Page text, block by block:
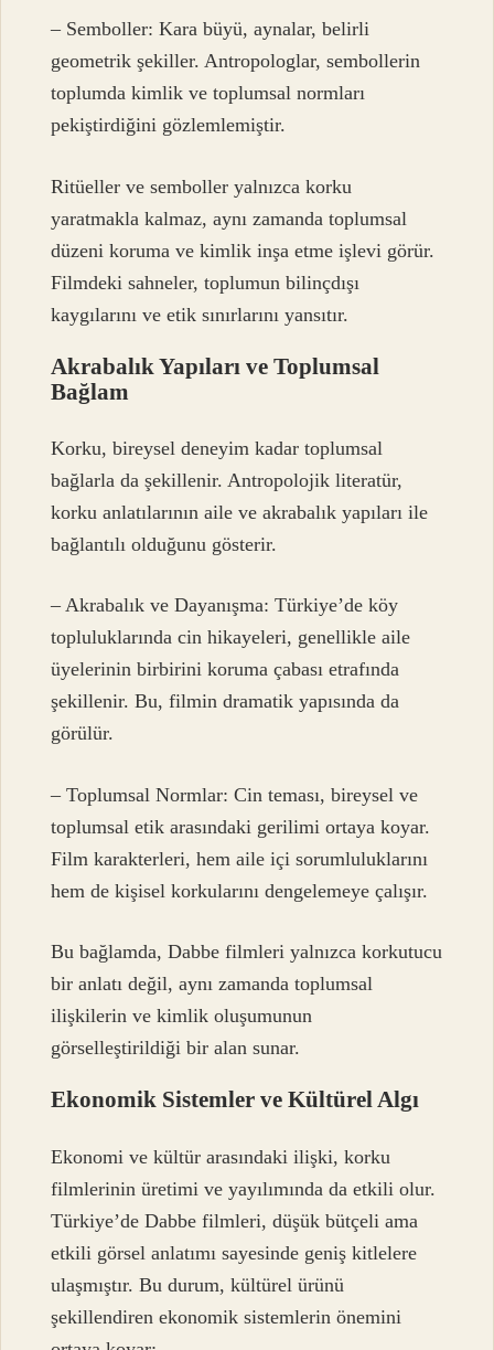
– Semboller: Kara büyü, aynalar, belirli
geometrik şekiller. Antropologlar, sembollerin
toplumda kimlik ve toplumsal normları
pekiştirdiğini gözlemlemiştir.
Ritüeller ve semboller yalnızca korku
yaratmakla kalmaz, aynı zamanda toplumsal
düzeni koruma ve kimlik inşa etme işlevi görür.
Filmdeki sahneler, toplumun bilinçdışı
kaygılarını ve etik sınırlarını yansıtır.
Akrabalık Yapıları ve Toplumsal
Bağlam
Korku, bireysel deneyim kadar toplumsal
bağlarla da şekillenir. Antropolojik literatür,
korku anlatılarının aile ve akrabalık yapıları ile
bağlantılı olduğunu gösterir.
– Akrabalık ve Dayanışma: Türkiye’de köy
topluluklarında cin hikayeleri, genellikle aile
üyelerinin birbirini koruma çabası etrafında
şekillenir. Bu, filmin dramatik yapısında da
görülür.
– Toplumsal Normlar: Cin teması, bireysel ve
toplumsal etik arasındaki gerilimi ortaya koyar.
Film karakterleri, hem aile içi sorumluluklarını
hem de kişisel korkularını dengelemeye çalışır.
Bu bağlamda, Dabbe filmleri yalnızca korkutucu
bir anlatı değil, aynı zamanda toplumsal
ilişkilerin ve kimlik oluşumunun
görselleştirildiği bir alan sunar.
Ekonomik Sistemler ve Kültürel Algı
Ekonomi ve kültür arasındaki ilişki, korku
filmlerinin üretimi ve yayılımında da etkili olur.
Türkiye’de Dabbe filmleri, düşük bütçeli ama
etkili görsel anlatımı sayesinde geniş kitlelere
ulaşmıştır. Bu durum, kültürel ürünü
şekillendiren ekonomik sistemlerin önemini